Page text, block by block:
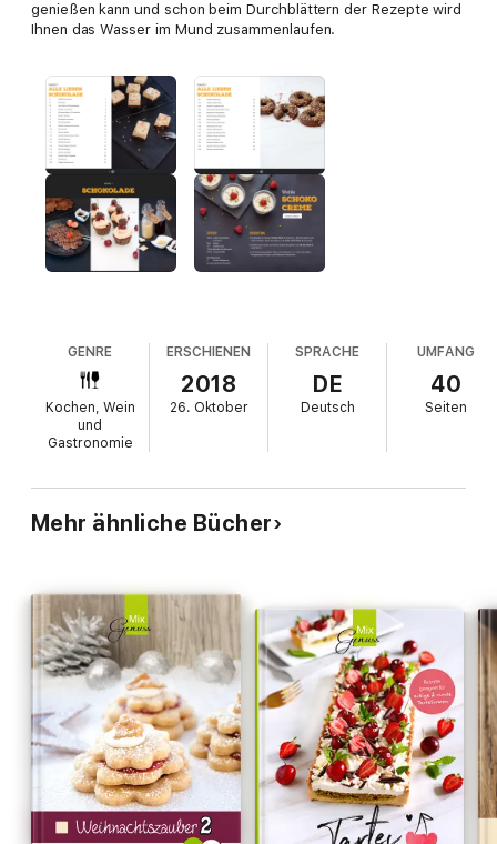
genießen kann und schon beim Durchblättern der Rezepte wird
Ihnen das Wasser im Mund zusammenlaufen.
GENRE
Kochen, Wein
und
Gastronomie
ERSCHIENEN
2018
26. Oktober
SPRACHE
DE
Deutsch
UMFANG
40
Seiten
Mehr ähnliche Bücher